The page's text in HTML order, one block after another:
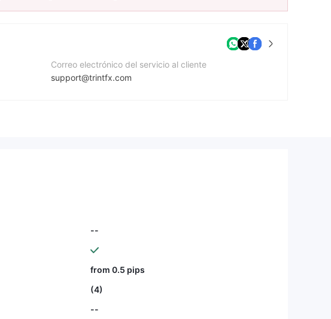
Correo electrónico del servicio al cliente
support@trintfx.com
--
from 0.5 pips
(4)
--